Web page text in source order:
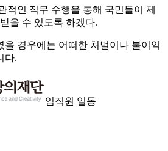
적인 직무 수행을 통해 국민들이 제
을 수 있도록 하겠다.
을 경우에는 어떠한 처벌이나 불이익
다.
임직원 일동